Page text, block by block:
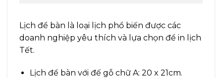
Lịch để bàn là loại lịch phổ biến được các
doanh nghiệp yêu thích và lựa chọn để in lịch
Tết.
Lịch để bàn với đế gỗ chữ A: 20 x 21cm.